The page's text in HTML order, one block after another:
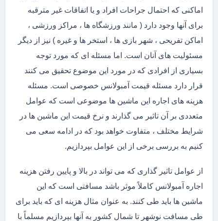
اماکنی که احتمال جراحات افراد و یا اتفاقات غیر مترقبه
برای آنها وجود دارد ( مانند ورزشگاه ها ، مراکز ورزشی ،
اماکن تفریحی ، شهر بازی ها ، استخر ها و غیره ) نیز از دیگر
مسئولیت های آنان است. اما مسئله ای که مورد توجه
بسیاری از افرادی که در مورد این موضوع تحقیق می کنند
قرار دارد مسئله قیمت آمبولانس خصوصی است. مسئله
هزینه های اجاره این ماشین ها موضوعی است که عوامل
متعددی بر آن تاثیر می گذارند و نرخ قیمت این ماشین ها در
شرایط مختلف ، متفاوت خواهد بود که در ادامه سعی می
کنیم به بررسی برخی از این عوامل بپردازیم.
از عوامل تاثیر گذاری که می تواند در بالا و پایین رفتن هزینه
اجاره آمبولانس کاملاً موثر باشد مسافتی است که این
ماشین ها باید طی کنند. به عنوان مثال هزینه ای که باید برای
طی مسافت نوشهر تا شمال کشور به آنها بپردازیم مسلماً با